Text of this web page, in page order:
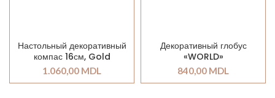
Настольный декоративный
компас 16см, Gold
1.060,00 MDL
Декоративный глобус
«WORLD»
840,00 MDL